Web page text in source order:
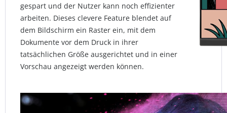
gespart und der Nutzer kann noch effizienter
arbeiten. Dieses clevere Feature blendet auf
dem Bildschirm ein Raster ein, mit dem
Dokumente vor dem Druck in ihrer
tatsächlichen Größe ausgerichtet und in einer
Vorschau angezeigt werden können.